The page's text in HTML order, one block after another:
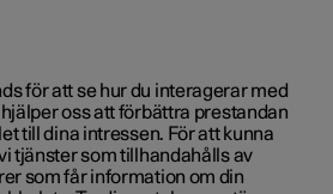
för att se hur du interagerar med
oss att förbättra prestandan
till dina intressen. För att kunna
tjänster som tillhandahålls av
som får information om din